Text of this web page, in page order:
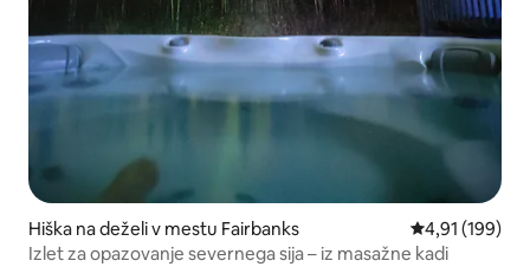
Hiška na deželi v mestu Fairbanks Povprečna
4,91 (199)
Izlet za opazovanje severnega sija – iz masažne kadi